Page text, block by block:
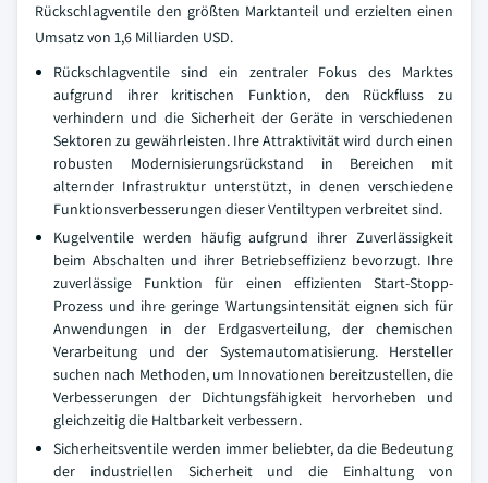
Rückschlagventile den größten Marktanteil und erzielten einen
Umsatz von 1,6 Milliarden USD.
Rückschlagventile sind ein zentraler Fokus des Marktes
aufgrund ihrer kritischen Funktion, den Rückfluss zu
verhindern und die Sicherheit der Geräte in verschiedenen
Sektoren zu gewährleisten. Ihre Attraktivität wird durch einen
robusten Modernisierungsrückstand in Bereichen mit
alternder Infrastruktur unterstützt, in denen verschiedene
Funktionsverbesserungen dieser Ventiltypen verbreitet sind.
Kugelventile werden häufig aufgrund ihrer Zuverlässigkeit
beim Abschalten und ihrer Betriebseffizienz bevorzugt. Ihre
zuverlässige Funktion für einen effizienten Start-Stopp-
Prozess und ihre geringe Wartungsintensität eignen sich für
Anwendungen in der Erdgasverteilung, der chemischen
Verarbeitung und der Systemautomatisierung. Hersteller
suchen nach Methoden, um Innovationen bereitzustellen, die
Verbesserungen der Dichtungsfähigkeit hervorheben und
gleichzeitig die Haltbarkeit verbessern.
Sicherheitsventile werden immer beliebter, da die Bedeutung
der industriellen Sicherheit und die Einhaltung von